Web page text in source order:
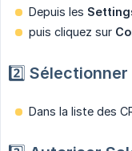
Depuis les
puis cliquez sur
2️⃣
Dans la liste des